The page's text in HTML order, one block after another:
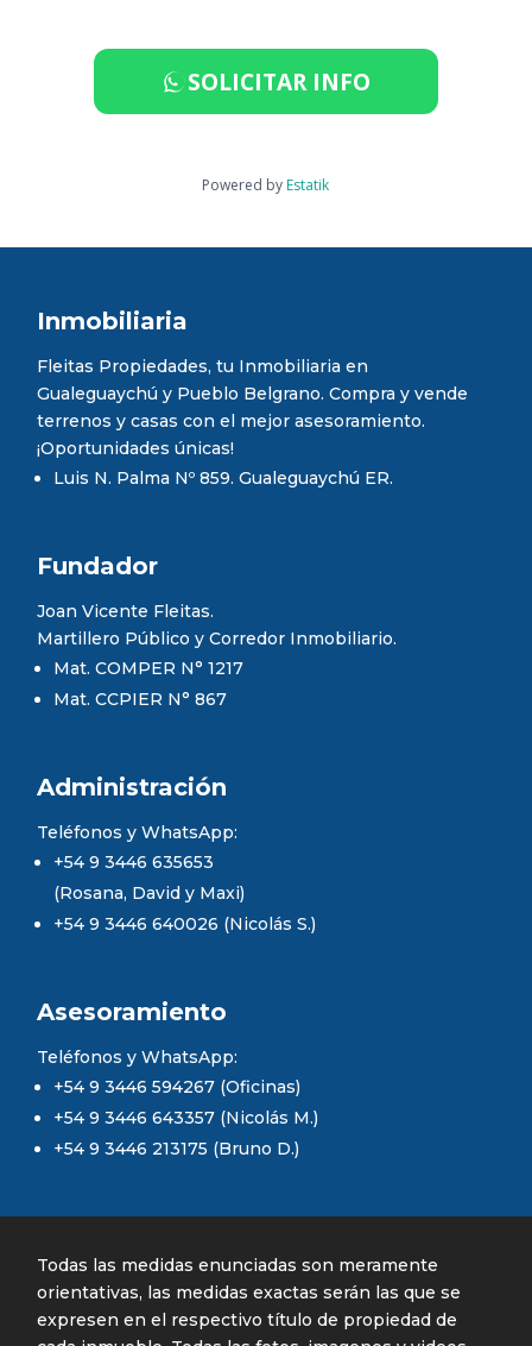
SOLICITAR INFO
Powered by Estatik
Inmobiliaria
Fleitas Propiedades, tu Inmobiliaria en
Gualeguaychú y Pueblo Belgrano. Compra y vende
terrenos y casas con el mejor asesoramiento.
¡Oportunidades únicas!
Luis N. Palma Nº 859. Gualeguaychú ER.
Fundador
Joan Vicente Fleitas.
Martillero Público y Corredor Inmobiliario.
Mat. COMPER N° 1217
Mat. CCPIER N° 867
Administración
Teléfonos y WhatsApp:
+54 9 3446 635653
(Rosana, David y Maxi)
+54 9 3446 640026 (Nicolás S.)
Asesoramiento
Teléfonos y WhatsApp:
+54 9 3446 594267 (Oficinas)
+54 9 3446 643357 (Nicolás M.)
+54 9 3446 213175 (Bruno D.)
Todas las medidas enunciadas son meramente
orientativas, las medidas exactas serán las que se
expresen en el respectivo título de propiedad de